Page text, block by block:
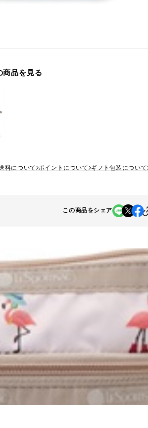
商品を見る
料について ポイントについて ギフト包装について
この商品をシェア